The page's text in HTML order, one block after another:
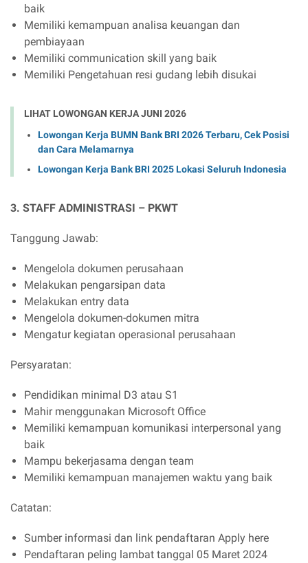
baik
Memiliki kemampuan analisa keuangan dan
pembiayaan
Memiliki communication skill yang baik
Memiliki Pengetahuan resi gudang lebih disukai
LIHAT LOWONGAN KERJA JUNI 2026
Lowongan Kerja BUMN Bank BRI 2026 Terbaru, Cek Posisi
dan Cara Melamarnya
Lowongan Kerja Bank BRI 2025 Lokasi Seluruh Indonesia
3. STAFF ADMINISTRASI – PKWT
Tanggung Jawab:
Mengelola dokumen perusahaan
Melakukan pengarsipan data
Melakukan entry data
Mengelola dokumen-dokumen mitra
Mengatur kegiatan operasional perusahaan
Persyaratan:
Pendidikan minimal D3 atau S1
Mahir menggunakan Microsoft Office
Memiliki kemampuan komunikasi interpersonal yang
baik
Mampu bekerjasama dengan team
Memiliki kemampuan manajemen waktu yang baik
Catatan:
Sumber informasi dan link pendaftaran Apply here
Pendaftaran peling lambat tanggal 05 Maret 2024